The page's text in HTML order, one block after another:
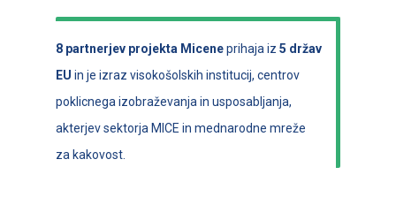
8 partnerjev projekta Miceneprihaja iz 5 držav
EU in je izraz visokošolskih institucij, centrov
poklicnega izobraževanja in usposabljanja,
akterjev sektorja MICE in mednarodne mreže
za kakovost.